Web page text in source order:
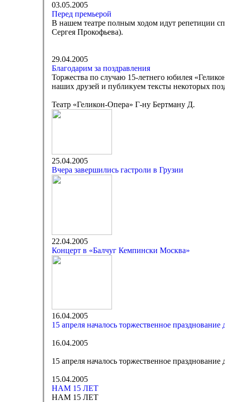
03.05.2005
Перед премьерой
В нашем театре полным ходом идут репетиции
Сергея Прокофьева).
29.04.2005
Благодарим за поздравления
Торжества по случаю 15-летнего юбилея
наших друзей и публикуем тексты некоторых
Театр «Геликон-Опера» Г-ну Бертману Д.
25.04.2005
Вчера завершились гастроли в Грузии
22.04.2005
Концерт в «Балчуг Кемпински Москва»
16.04.2005
15 апреля началось торжественное
16.04.2005
15 апреля началось торжественное
15.04.2005
НАМ 15 ЛЕТ
НАМ 15 ЛЕТ